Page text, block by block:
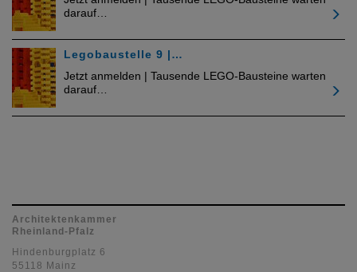
darauf…
Legobaustelle 9 |…
Jetzt anmelden | Tausende LEGO-Bausteine warten
darauf…
Architektenkammer
Rheinland-Pfalz
Hindenburgplatz 6
55118 Mainz